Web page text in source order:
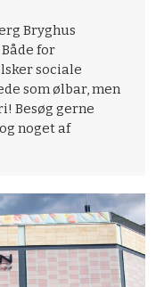
Bryghus
for
sociale
som ølbar, men
Besøg gerne
noget af